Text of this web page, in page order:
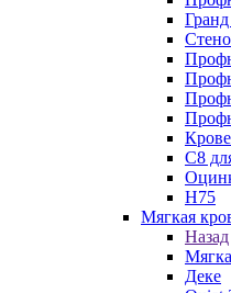
С8
Н75
Мягкая
Назад
Деке